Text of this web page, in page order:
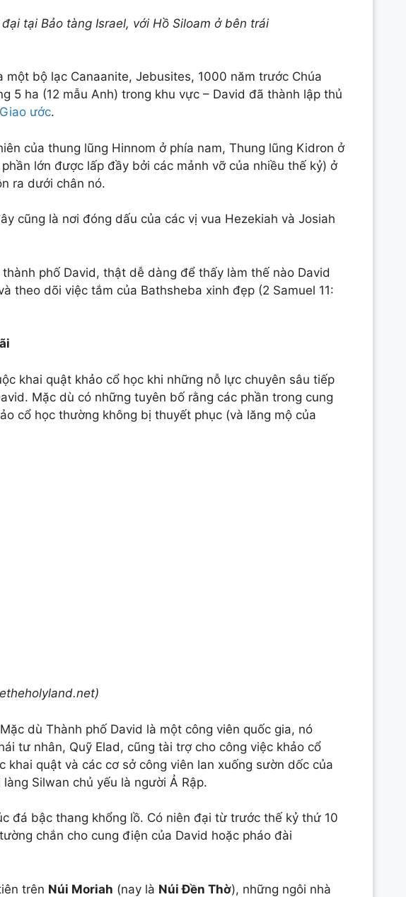
tại Bảo tàng Israel, với Hồ Siloam ở bên trái
bộ lạc Canaanite, Jebusites, 1000 năm trước Chúa
5 ha (12 mẫu Anh) trong khu vực – David đã thành lập thủ
ước.
của thung lũng Hinnom ở phía nam, Thung lũng Kidron ở
lớn được lấp đầy bởi các mảnh vỡ của nhiều thế kỷ) ở
ra dưới chân nó.
cũng là nơi đóng dấu của các vị vua Hezekiah và Josiah
phố David, thật dễ dàng để thấy làm thế nào David
theo dõi việc tắm của Bathsheba xinh đẹp (2 Samuel 11:
khai quật khảo cổ học khi những nỗ lực chuyên sâu tiếp
Mặc dù có những tuyên bố rằng các phần trong cung
cổ học thường không bị thuyết phục (và lăng mộ của
dù Thành phố David là một công viên quốc gia, nó
tư nhân, Quỹ Elad, cũng tài trợ cho công việc khảo cổ
khai quật và các cơ sở công viên lan xuống sườn dốc của
Silwan chủ yếu là người Ả Rập.
đá bậc thang khổng lồ. Có niên đại từ trước thế kỷ thứ 10
chắn cho cung điện của David hoặc pháo đài
trên Núi Moriah (nay là Núi Đền Thờ), những ngôi nhà